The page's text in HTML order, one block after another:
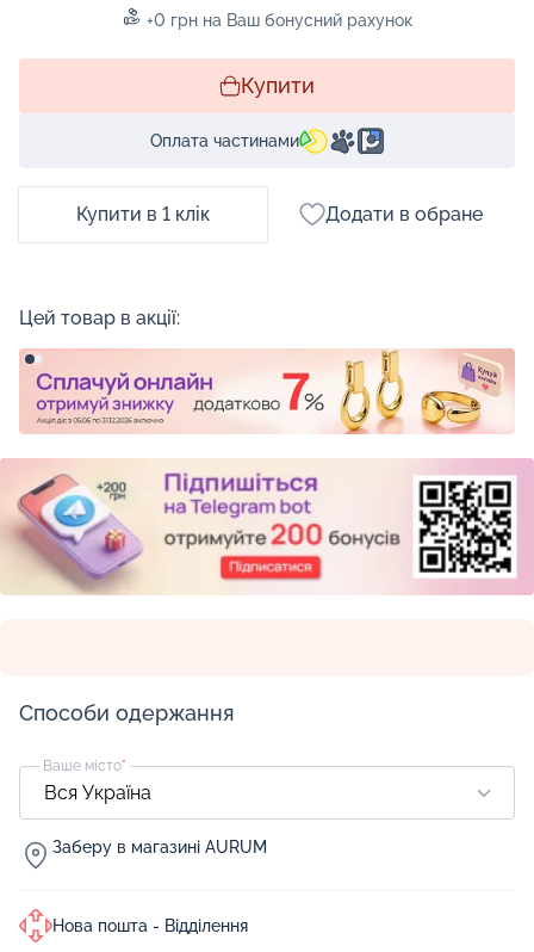
+0 грн на Ваш бонусний рахунок
Купити
Оплата частинами
Купити в 1 клік Додати в обране
Цей товар в акції:
Способи одержання
Ваше місто*
Заберу в магазині AURUM
Нова пошта - Відділення